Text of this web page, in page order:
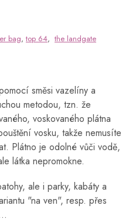
bag, top 64, the landgate
směsi vazelíny a
metodou, tzn. že
voskovaného plátna
vosku, takže nemusíte
Plátno je odolné vůči vodě,
látka nepromokne.
ale i parky, kabáty a
"na ven", resp. přes